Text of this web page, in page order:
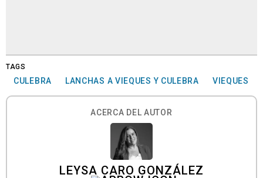
TAGS
CULEBRA LANCHAS A VIEQUES Y CULEBRA VIEQUES
ACERCA DEL AUTOR
LEYSA CARO GONZÁLEZ